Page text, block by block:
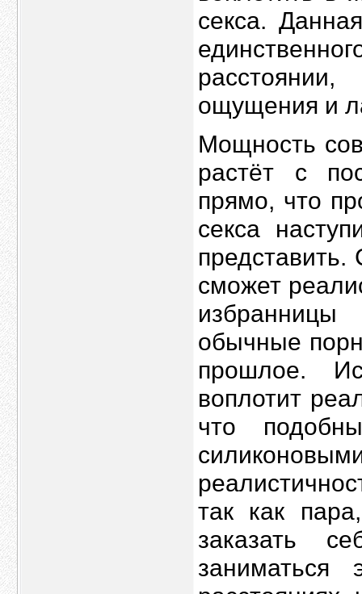
секса.
ощущения и
Мощность
растёт с
прямо, что
секса
сможет
обычные
прошлое.
воплотит
что
так как
заказать
заниматься